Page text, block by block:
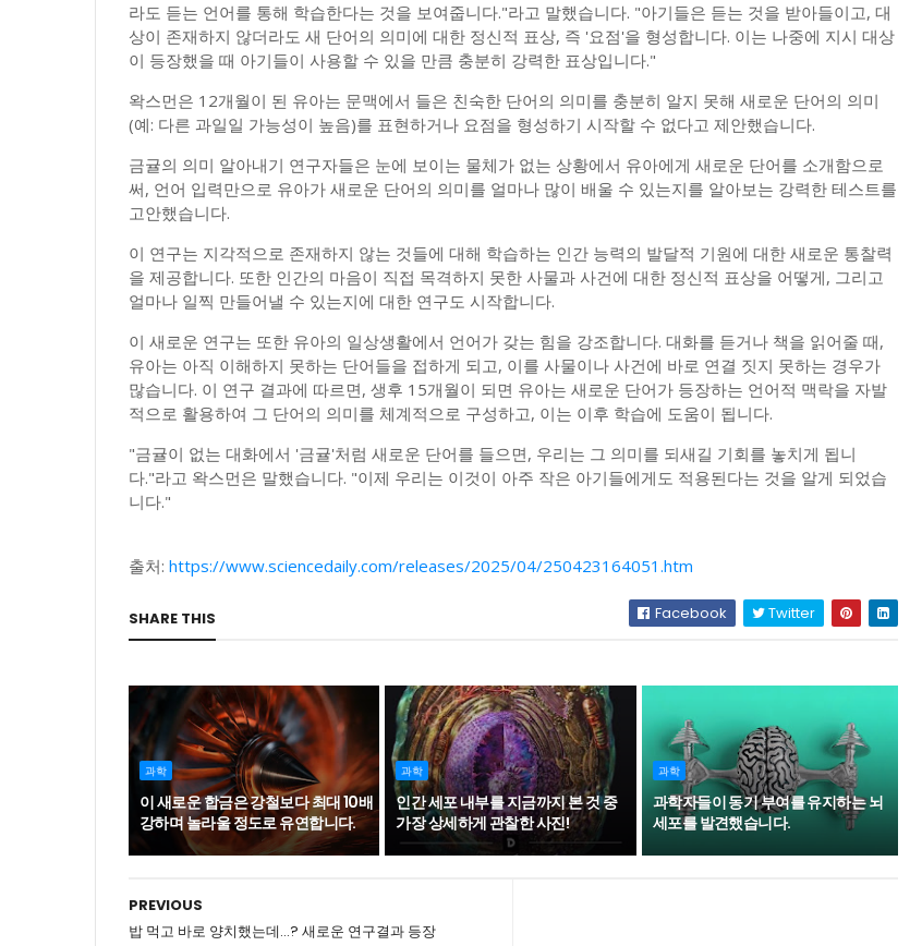
라도 듣는 언어를 통해 학습한다는 것을 보여줍니다."라고 말했습니다. "아기들은 듣는 것을 받아들이고, 대
상이 존재하지 않더라도 새 단어의 의미에 대한 정신적 표상, 즉 '요점'을 형성합니다. 이는 나중에 지시 대상
이 등장했을 때 아기들이 사용할 수 있을 만큼 충분히 강력한 표상입니다."
왁스먼은 12개월이 된 유아는 문맥에서 들은 친숙한 단어의 의미를 충분히 알지 못해 새로운 단어의 의미
(예: 다른 과일일 가능성이 높음)를 표현하거나 요점을 형성하기 시작할 수 없다고 제안했습니다.
금귤의 의미 알아내기 연구자들은 눈에 보이는 물체가 없는 상황에서 유아에게 새로운 단어를 소개함으로
써, 언어 입력만으로 유아가 새로운 단어의 의미를 얼마나 많이 배울 수 있는지를 알아보는 강력한 테스트를
고안했습니다.
이 연구는 지각적으로 존재하지 않는 것들에 대해 학습하는 인간 능력의 발달적 기원에 대한 새로운 통찰력
을 제공합니다. 또한 인간의 마음이 직접 목격하지 못한 사물과 사건에 대한 정신적 표상을 어떻게, 그리고
얼마나 일찍 만들어낼 수 있는지에 대한 연구도 시작합니다.
이 새로운 연구는 또한 유아의 일상생활에서 언어가 갖는 힘을 강조합니다. 대화를 듣거나 책을 읽어줄 때,
유아는 아직 이해하지 못하는 단어들을 접하게 되고, 이를 사물이나 사건에 바로 연결 짓지 못하는 경우가
많습니다. 이 연구 결과에 따르면, 생후 15개월이 되면 유아는 새로운 단어가 등장하는 언어적 맥락을 자발
적으로 활용하여 그 단어의 의미를 체계적으로 구성하고, 이는 이후 학습에 도움이 됩니다.
"금귤이 없는 대화에서 '금귤'처럼 새로운 단어를 들으면, 우리는 그 의미를 되새길 기회를 놓치게 됩니
다."라고 왁스먼은 말했습니다. "이제 우리는 이것이 아주 작은 아기들에게도 적용된다는 것을 알게 되었습
니다."
출처: https://www.sciencedaily.com/releases/2025/04/250423164051.htm
SHARE THIS Facebook Twitter
과학
이 새로운 합금은 강철보다 최대 10배
강하며 놀라울 정도로 유연합니다.
과학
인간 세포 내부를 지금까지 본 것 중
가장 상세하게 관찰한 사진!
과학
과학자들이 동기 부여를 유지하는 뇌
세포를 발견했습니다.
PREVIOUS
밥 먹고 바로 양치했는데...? 새로운 연구결과 등장